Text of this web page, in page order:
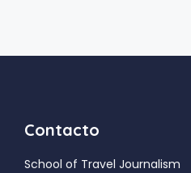
Contacto
School of Travel Journalism